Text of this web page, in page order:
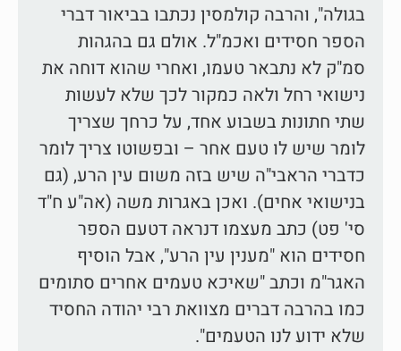
בגולה", והרבה קולמסין נכתבו בביאור דברי
הספר חסידים ואכמ"ל. אולם גם בהגהות
סמ"ק לא נתבאר טעמו, ואחרי שהוא דוחה את
נישואי רחל ולאה כמקור לכך שלא לעשות
שתי חתונות בשבוע אחד, על כרחך שצריך
לומר שיש לו טעם אחר – ובפשוטו צריך לומר
כדברי הראבי"ה שיש בזה משום עין הרע, (גם
בנישואי אחים). ואכן באגרות משה (אה"ע ח"ד
סי' פט) כתב מעצמו דנראה דטעם הספר
חסידים הוא "מענין עין הרע", אבל הוסיף
האגר"מ וכתב "שאיכא טעמים אחרים סתומים
כמו בהרבה דברים מצוואת רבי יהודה החסיד
שלא ידוע לנו הטעמים".